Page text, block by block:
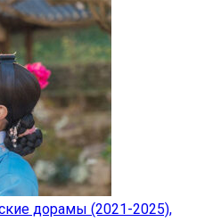
дорамы (2021-2025),